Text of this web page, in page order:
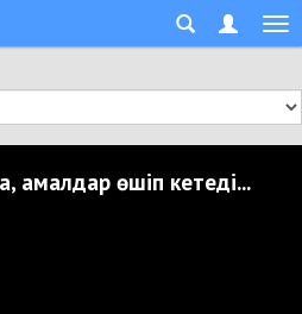
амалдар өшіп кетеді...